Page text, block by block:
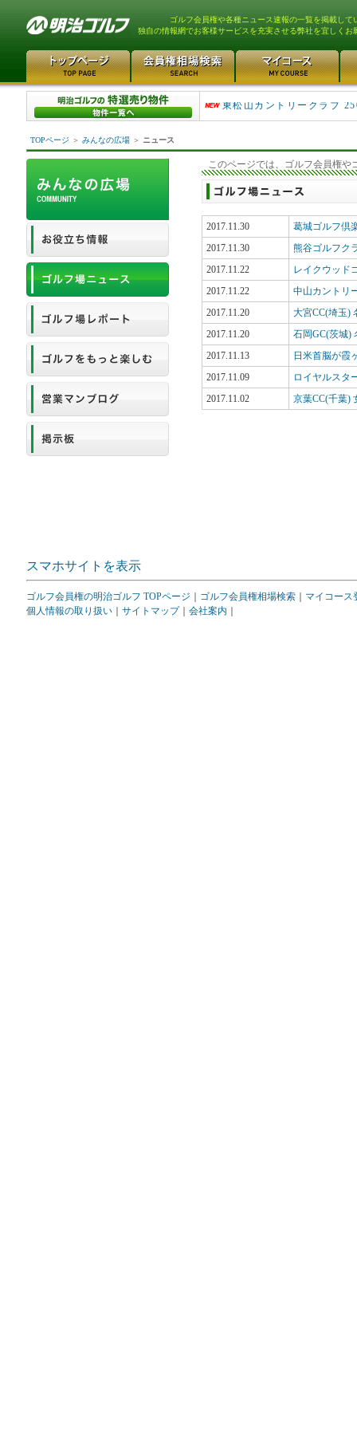
ゴルフ会員権や各種ニュース速報の一覧を掲載して
独自の情報網でお客様サービスを充実させる弊社を宜しくお
平塚富士見カントリーク
東松山カントリークラブ
TOPページ ＞ みんなの広場 ＞ ニュース
このページでは、ゴルフ会員権や
2017.11.30
葛城ゴルフ倶
2017.11.30
熊谷ゴルフク
2017.11.22
レイクウッド
2017.11.22
中山カントリ
2017.11.20
大宮CC(埼玉)
2017.11.20
石岡GC(茨城)
2017.11.13
日米首脳が霞
2017.11.09
ロイヤルスタ
2017.11.02
京葉CC(千葉)
スマホサイトを表示
ゴルフ会員権の明治ゴルフ TOPページ ゴルフ会員権相場検索
マイコース
個人情報の取り扱い
サイトマップ｜ 会社案内